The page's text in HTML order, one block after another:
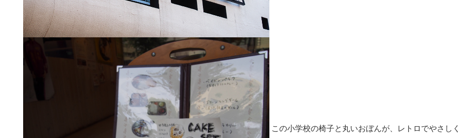
この小学校の椅子と丸いおぼんが、レトロでやさしく